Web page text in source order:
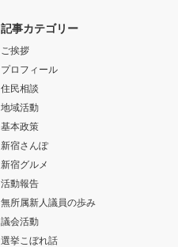
記事カテゴリー
ご挨拶
プロフィール
住民相談
地域活動
基本政策
新宿さんぽ
新宿グルメ
活動報告
無所属新人議員の歩み
議会活動
選挙こぼれ話